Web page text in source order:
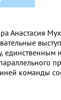
Анастасия
единственным
команды